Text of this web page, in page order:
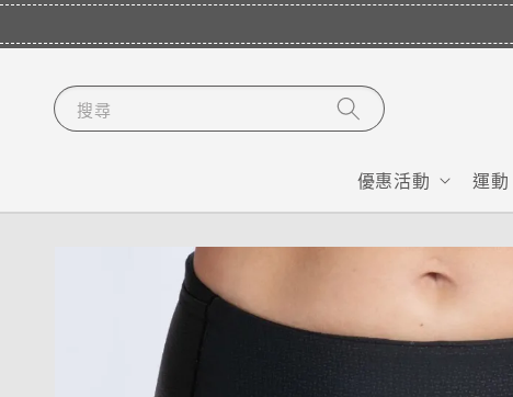
搜尋
優惠活動 運動